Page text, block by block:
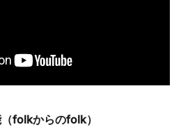
folkからのfolk）